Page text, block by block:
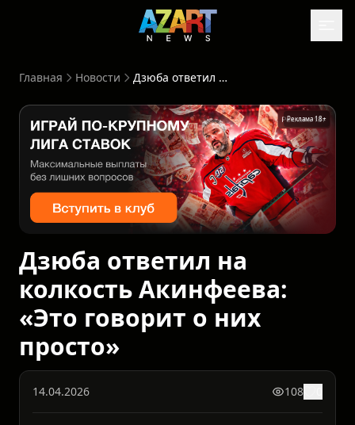
Главная Новости Дзюба ответил на колкость Акинфеева: «Это говорит о них просто»
Реклама 18+
Дзюба ответил на
колкость Акинфеева:
«Это говорит о них
просто»
14.04.2026 108